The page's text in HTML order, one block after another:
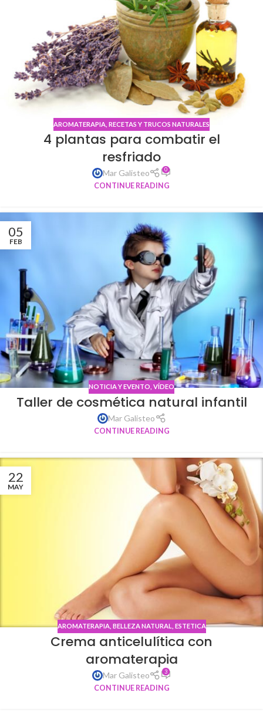
AROMATERAPIA RECETAS Y TRUCOS NATURALES
4 plantas para combatir el
resfriado
Mar Galisteo 0
CONTINUE READING
05
FEB
NOTICIA Y EVENTO VÍDEO
Taller de cosmética natural infantil
Mar Galisteo
CONTINUE READING
22
MAY
AROMATERAPIA, BELLEZA NATURAL ESTETICA
Crema anticelulítica con
aromaterapia
Mar Galisteo 3
CONTINUE READING